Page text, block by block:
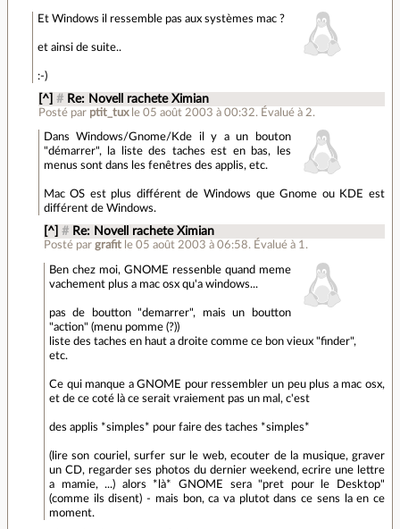
Et Windows il ressemble pas aux systèmes mac ?
et ainsi de suite..
:-)
[^] # Re: Novell rachete Ximian
Posté par ptit_tux le 05 août 2003 à 00:32. Évalué à 2.
Dans Windows/Gnome/Kde il y a un bouton
"démarrer", la liste des taches est en bas, les
menus sont dans les fenêtres des applis, etc.
Mac OS est plus différent de Windows que Gnome ou KDE est
différent de Windows.
[^] # Re: Novell rachete Ximian
Posté par grafit le 05 août 2003 à 06:58. Évalué à 1 .
Ben chez moi, GNOME ressenble quand meme
vachement plus a mac osx qu'a windows...
pas de boutton "demarrer", mais un boutton
"action" (menu pomme (?))
liste des taches en haut a droite comme ce bon vieux "finder",
etc.
Ce qui manque a GNOME pour ressembler un peu plus a mac osx,
et de ce coté là ce serait vraiement pas un mal, c'est
des applis *simples* pour faire des taches *simples*
(lire son couriel, surfer sur le web, ecouter de la musique, graver
un CD, regarder ses photos du dernier weekend, ecrire une lettre
a mamie, ...) alors *là* GNOME sera "pret pour le Desktop"
(comme ils disent) - mais bon, ca va plutot dans ce sens la en ce
moment.